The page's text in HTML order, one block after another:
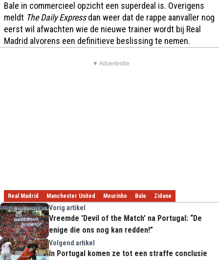
Bale in commercieel opzicht een superdeal is. Overigens
meldt The Daily Expressdan weer dat de rappe aanvaller nog
eerst wil afwachten wie de nieuwe trainer wordt bij Real
Madrid alvorens een definitieve beslissing te nemen.
▼ Advertentie
Real Madrid Manchester United Mourinho Bale Zidane
Vorig artikel
Vreemde 'Devil of the Match' na Portugal: “De
enige die ons nog kan redden!”
Volgend artikel
In Portugal komen ze tot een straffe conclusie